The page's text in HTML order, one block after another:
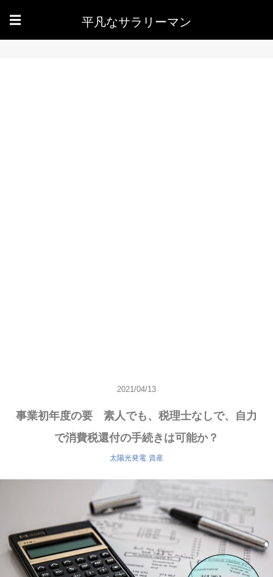
☰ 平凡なサラリーマン
2021/04/13
事業初年度の要 素人でも、税理士なしで、自力
で消費税還付の手続きは可能か？
太陽光発電 資産